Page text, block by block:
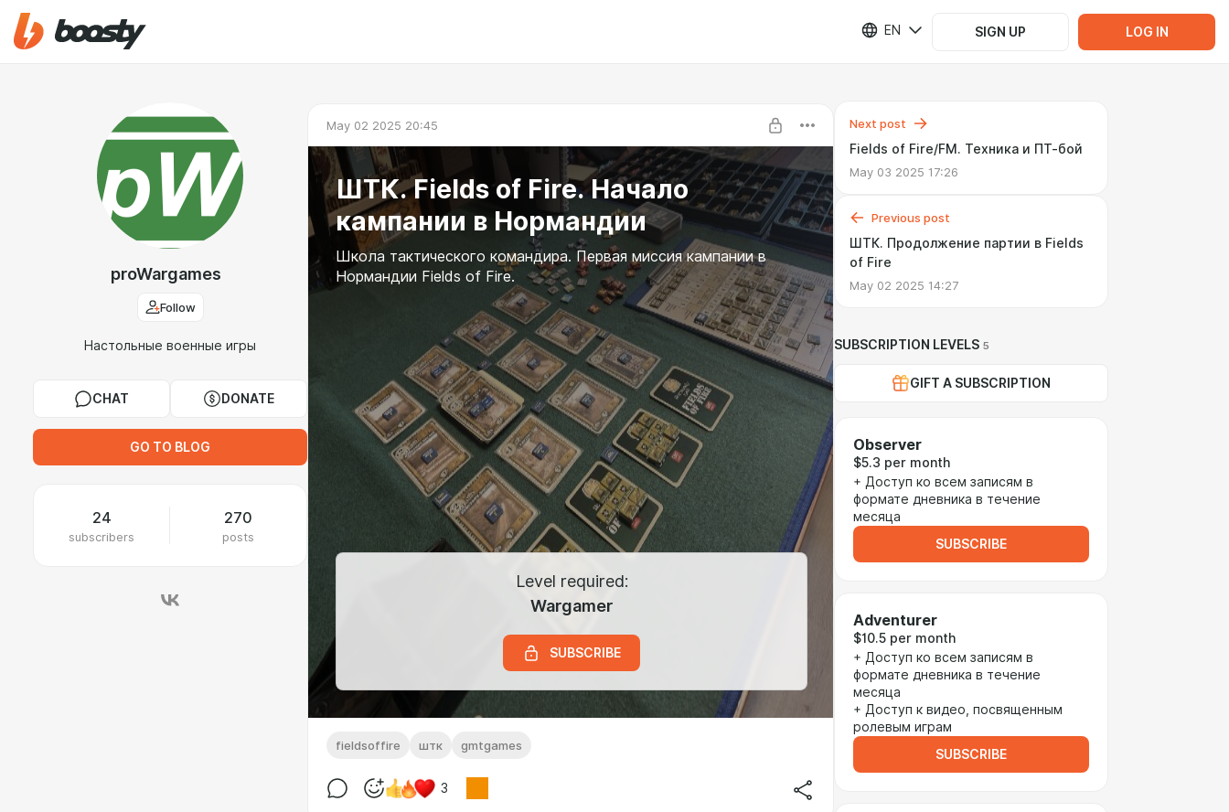
EN SIGN UP LOG IN
proWargames
Follow
Настольные военные игры
CHAT DONATE
GO TO BLOG
24
subscribers
270
posts
May 02 2025 20:45
ШТК. Fields of Fire. Начало
кампании в Нормандии
Школа тактического командира. Первая миссия кампании в
Нормандии Fields of Fire.
Level required:
Wargamer
SUBSCRIBE
fieldsoffire штк gmtgames
3
Next post
Fields of Fire/FM. Техника и ПТ-бой
May 03 2025 17:26
Previous post
ШТК. Продолжение партии в Fields
of Fire
May 02 2025 14:27
SUBSCRIPTION LEVELS 5
GIFT A SUBSCRIPTION
Observer
$5.3 per month
+ Доступ ко всем записям в
формате дневника в течение
месяца
SUBSCRIBE
Adventurer
$10.5 per month
+ Доступ ко всем записям в
формате дневника в течение
месяца
+ Доступ к видео, посвященным
ролевым играм
SUBSCRIBE